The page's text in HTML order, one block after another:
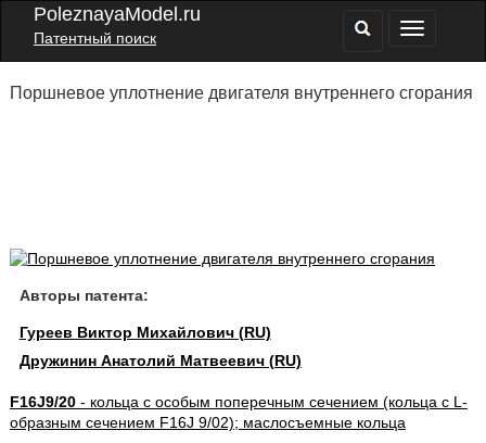
PoleznayaModel.ru
Патентный поиск
Поршневое уплотнение двигателя внутреннего сгорания
Авторы патента:
Гуреев Виктор Михайлович (RU)
Дружинин Анатолий Матвеевич (RU)
F16J9/20- кольца с особым поперечным сечением (кольца с L-
образным сечением F16J 9/02); маслосъемные кольца